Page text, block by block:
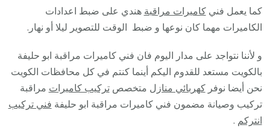
كما يعمل فنيكاميرات مراقبة هندي على ضبط اعدادات
الكاميرات مهما كان نوعها و ضبط الوقت للتصوير ليلا أو نهار.
و لأننا نتواجد على مدار اليوم فان فني كاميرات مراقبة ابو حليفة
بالكويت مستعد للقدوم اليكم أينما كنتم في كل محافظات الكويت
نحن أيضا نوفركهربائي منازل متخصصتركيب كاميرات مراقبة
تركيب وصيانة مضمون فني كاميرات مراقبة ابو حليفة فني تركيب
انتركم .